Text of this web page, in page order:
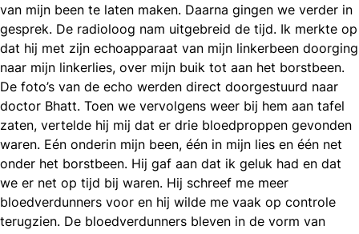
van mijn been te laten maken. Daarna gingen we verder in
gesprek. De radioloog nam uitgebreid de tijd. Ik merkte op
dat hij met zijn echoapparaat van mijn linkerbeen doorging
naar mijn linkerlies, over mijn buik tot aan het borstbeen.
De foto’s van de echo werden direct doorgestuurd naar
doctor Bhatt. Toen we vervolgens weer bij hem aan tafel
zaten, vertelde hij mij dat er drie bloedproppen gevonden
waren. Eén onderin mijn been, één in mijn lies en één net
onder het borstbeen. Hij gaf aan dat ik geluk had en dat
we er net op tijd bij waren. Hij schreef me meer
bloedverdunners voor en hij wilde me vaak op controle
terugzien. De bloedverdunners bleven in de vorm van